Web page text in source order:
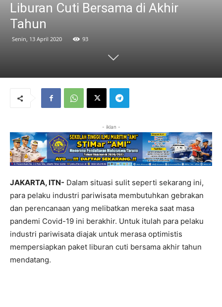
Liburan Cuti Bersama di Akhir
Tahun
Senin, 13 April 2020 93
- iklan -
JAKARTA, ITN- Dalam situasi sulit seperti sekarang ini,
para pelaku industri pariwisata membutuhkan gebrakan
dan perencanaan yang melibatkan mereka saat masa
pandemi Covid-19 ini berakhir. Untuk itulah para pelaku
industri pariwisata diajak untuk merasa optimistis
mempersiapkan paket liburan cuti bersama akhir tahun
mendatang.